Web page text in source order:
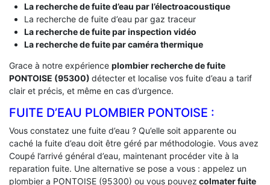
La recherche de fuite d’eau par l’électroacoustique
La recherche de fuite d’eau par gaz traceur
La recherche de fuite par inspection vidéo
La recherche de fuite par caméra thermique
Grace à notre expérience plombier recherche de fuite
PONTOISE (95300) détecter et localise vos fuite d’eau a tarif
clair et précis, et même en cas d’urgence.
FUITE D’EAU PLOMBIER PONTOISE :
Vous constatez une fuite d’eau ? Qu’elle soit apparente ou
caché la fuite d’eau doit être géré par méthodologie. Vous avez
Coupé l’arrivé général d’eau, maintenant procéder vite à la
reparation fuite. Une alternative se pose a vous : appelez un
plombier a PONTOISE (95300) ou vous pouvez colmater fuite